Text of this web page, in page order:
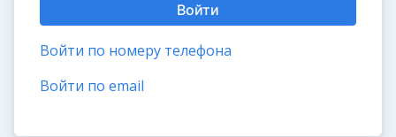
Войти
Войти по номеру телефона
Войти по email